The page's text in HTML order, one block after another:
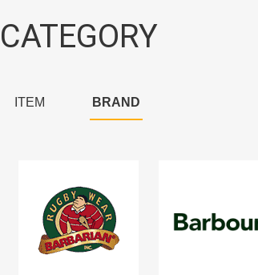
CATEGORY
ITEM BRAND